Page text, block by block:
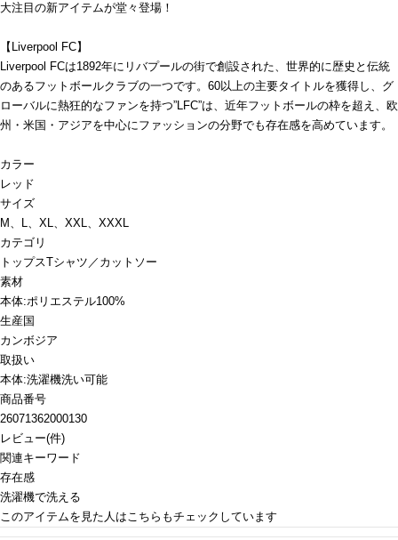
大注目の新アイテムが堂々登場！
【Liverpool FC】
Liverpool FCは1892年にリバプールの街で創設された、世界的に歴史と伝統
のあるフットボールクラブの一つです。60以上の主要タイトルを獲得し、グ
ローバルに熱狂的なファンを持つ”LFC”は、近年フットボールの枠を超え、欧
州・米国・アジアを中心にファッションの分野でも存在感を高めています。
カラー
レッド
サイズ
M、L、XL、XXL、XXXL
カテゴリ
トップスTシャツ／カットソー
素材
本体:ポリエステル100%
生産国
カンボジア
取扱い
本体:洗濯機洗い可能
商品番号
26071362000130
レビュー(件)
関連キーワード
存在感
洗濯機で洗える
このアイテムを見た人はこちらもチェックしています